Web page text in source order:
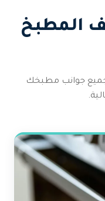
المطبخ
جوانب مطبخك